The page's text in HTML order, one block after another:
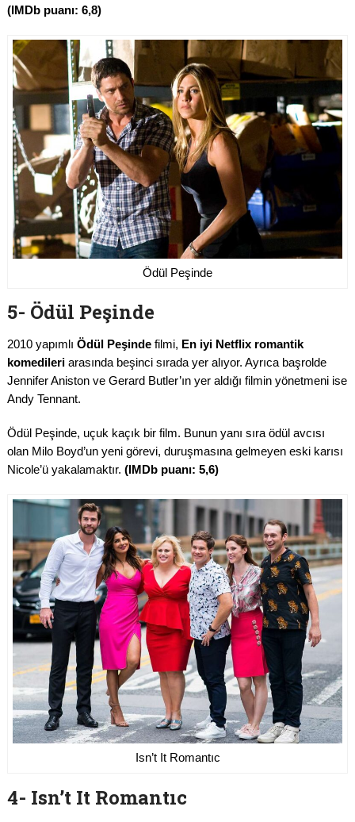
(IMDb puanı: 6,8)
Ödül Peşinde
5- Ödül Peşinde
2010 yapımlı Ödül Peşinde filmi, En iyi Netflix romantik
komedileri arasında beşinci sırada yer alıyor. Ayrıca başrolde
Jennifer Aniston ve Gerard Butler’ın yer aldığı filmin yönetmeni ise
Andy Tennant.
Ödül Peşinde, uçuk kaçık bir film. Bunun yanı sıra ödül avcısı
olan Milo Boyd’un yeni görevi, duruşmasına gelmeyen eski karısı
Nicole’ü yakalamaktır. (IMDb puanı: 5,6)
Isn’t It Romantıc
4- Isn’t It Romantıc